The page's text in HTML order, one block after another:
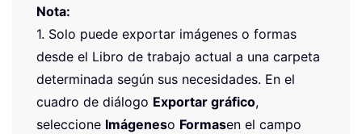
Nota:
1. Solo puede exportar imágenes o formas
desde el Libro de trabajo actual a una carpeta
determinada según sus necesidades. En el
cuadro de diálogo Exportar gráfico,
seleccione Imágeneso Formasen el campo